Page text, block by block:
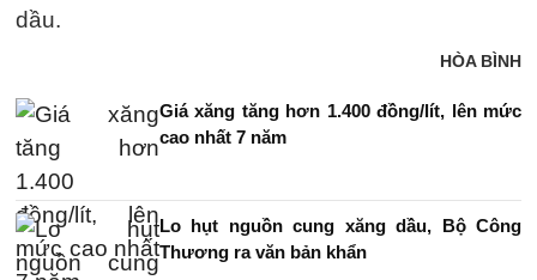
dầu.
HÒA BÌNH
Giá xăng tăng hơn 1.400 đồng/lít, lên mức
cao nhất 7 năm
Lo hụt nguồn cung xăng dầu, Bộ Công
Thương ra văn bản khẩn